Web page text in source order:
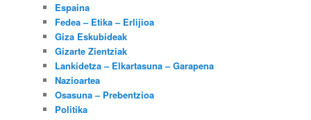
Espaina
Fedea – Etika – Erlijioa
Giza Eskubideak
Gizarte Zientziak
Lankidetza – Elkartasuna – Garapena
Nazioartea
Osasuna – Prebentzioa
Politika